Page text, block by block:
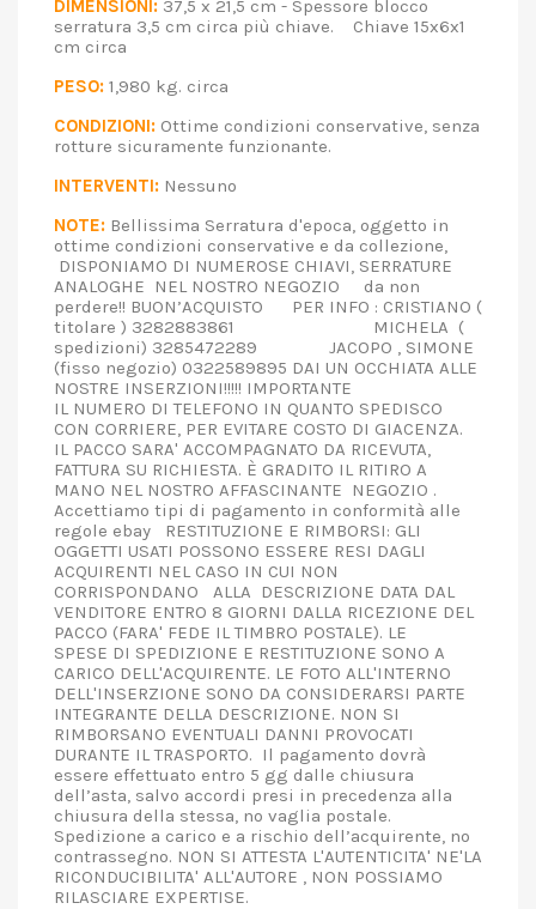
DIMENSIONI: 37,5 x 21,5 cm - Spessore blocco
serratura 3,5 cm circa più chiave. Chiave 15x6x1
cm circa
PESO: 1,980 kg. circa
CONDIZIONI: Ottime condizioni conservative, senza
rotture sicuramente funzionante.
INTERVENTI: Nessuno
NOTE: Bellissima Serratura d'epoca, oggetto in
ottime condizioni conservative e da collezione,
DISPONIAMO DI NUMEROSE CHIAVI, SERRATURE
ANALOGHE NEL NOSTRO NEGOZIO da non
perdere!! BUON’ACQUISTO PER INFO : CRISTIANO (
titolare ) 3282883861 MICHELA (
spedizioni) 3285472289 JACOPO , SIMONE
(fisso negozio) 0322589895 DAI UN OCCHIATA ALLE
NOSTRE INSERZIONI!!!!! IMPORTANTE
IL NUMERO DI TELEFONO IN QUANTO SPEDISCO
CON CORRIERE, PER EVITARE COSTO DI GIACENZA.
IL PACCO SARA' ACCOMPAGNATO DA RICEVUTA,
FATTURA SU RICHIESTA. È GRADITO IL RITIRO A
MANO NEL NOSTRO AFFASCINANTE NEGOZIO .
Accettiamo tipi di pagamento in conformità alle
regole ebay RESTITUZIONE E RIMBORSI: GLI
OGGETTI USATI POSSONO ESSERE RESI DAGLI
ACQUIRENTI NEL CASO IN CUI NON
CORRISPONDANO ALLA DESCRIZIONE DATA DAL
VENDITORE ENTRO 8 GIORNI DALLA RICEZIONE DEL
PACCO (FARA' FEDE IL TIMBRO POSTALE). LE
SPESE DI SPEDIZIONE E RESTITUZIONE SONO A
CARICO DELL'ACQUIRENTE. LE FOTO ALL'INTERNO
DELL'INSERZIONE SONO DA CONSIDERARSI PARTE
INTEGRANTE DELLA DESCRIZIONE. NON SI
RIMBORSANO EVENTUALI DANNI PROVOCATI
DURANTE IL TRASPORTO. Il pagamento dovrà
essere effettuato entro 5 gg dalle chiusura
dell’asta, salvo accordi presi in precedenza alla
chiusura della stessa, no vaglia postale.
Spedizione a carico e a rischio dell’acquirente, no
contrassegno. NON SI ATTESTA L'AUTENTICITA' NE'LA
RICONDUCIBILITA' ALL'AUTORE , NON POSSIAMO
RILASCIARE EXPERTISE.